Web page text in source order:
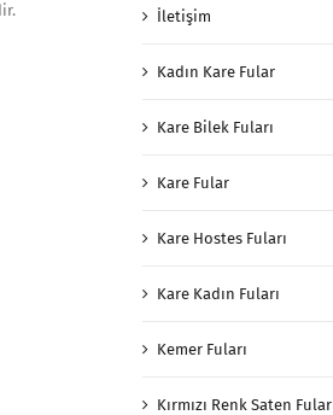
İletişim
Kadın Kare Fular
Kare Bilek Fuları
Kare Fular
Kare Hostes Fuları
Kare Kadın Fuları
Kemer Fuları
Kırmızı Renk Saten Fular